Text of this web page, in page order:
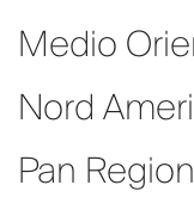
Medio
Nord
Pan